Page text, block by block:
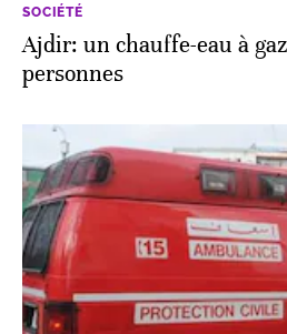
SOCIÉTÉ
Ajdir: un chauffe-eau à
personnes